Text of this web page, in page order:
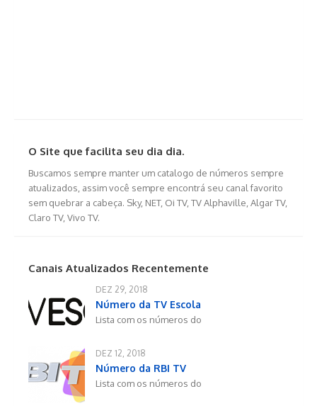
O Site que facilita seu dia dia.
Buscamos sempre manter um catalogo de números sempre
atualizados, assim você sempre encontrá seu canal favorito
sem quebrar a cabeça. Sky, NET, Oi TV, TV Alphaville, Algar TV,
Claro TV, Vivo TV.
Canais Atualizados Recentemente
DEZ 29, 2018
Número da TV Escola
Lista com os números do
DEZ 12, 2018
Número da RBI TV
Lista com os números do